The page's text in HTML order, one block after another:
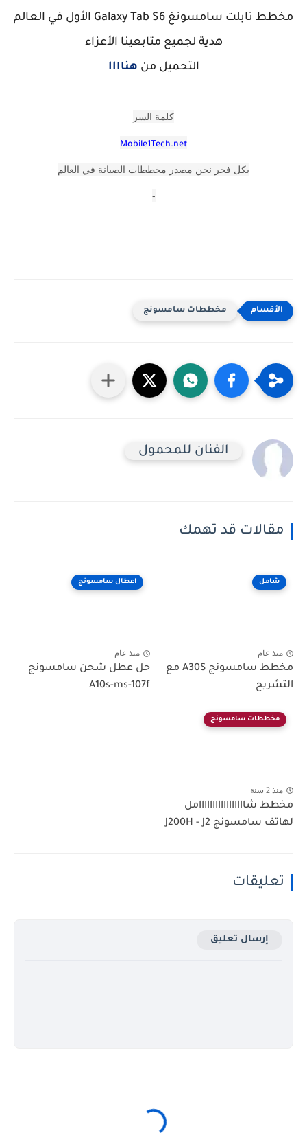
مخطط تابلت سامسونغ Galaxy Tab S6 الأول في العالم
هدية لجميع متابعينا الأعزاء
التحميل من هناااا
كلمة السر
Mobile1Tech.net
بكل فخر نحن مصدر مخططات الصيانة في العالم
-
مخططات سامسونج
الفنان للمحمول
مقالات قد تهمك
شامل
منذ عام
مخطط سامسونج A30S مع
التشريح
اعطال سامسونج
منذ عام
حل عطل شحن سامسونج
A10s-ms-107f
مخططات سامسونج
منذ 2 سنة
مخطط شااااااااااااااااامل
لهاتف سامسونج J200H - J2
تعليقات
إرسال تعليق